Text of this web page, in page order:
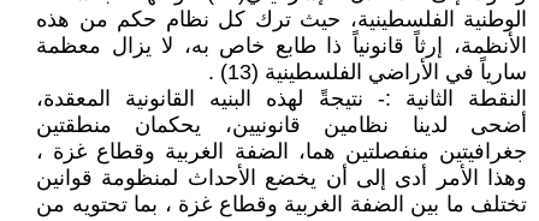
الوطنية الفلسطينية، حيث ترك كل نظام حكم من هذه
الأنظمة، إرثاً قانونياً ذا طابع خاص به، لا يزال معظمة
سارياً في الأراضي الفلسطينية (13) .
النقطة الثانية :- نتيجةً لهذه البنيه القانونية المعقدة،
أضحى لدينا نظامين قانونيين، يحكمان منطقتين
جغرافيتين منفصلتين هما، الضفة الغربية وقطاع غزة ،
وهذا الأمر أدى إلى أن يخضع الأحداث لمنظومة قوانين
تختلف ما بين الضفة الغربية وقطاع غزة ، بما تحتويه من